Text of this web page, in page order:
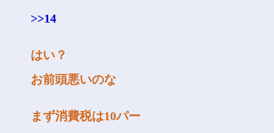
>>14
はい？
お前頭悪いのな
まず消費税は10パー